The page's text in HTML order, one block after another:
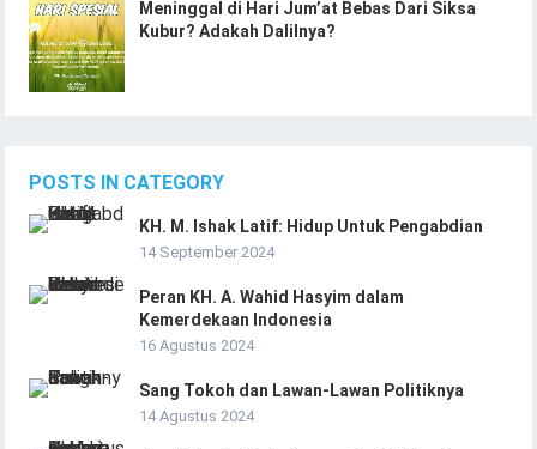
Meninggal di Hari Jum’at Bebas Dari Siksa
Kubur? Adakah Dalilnya?
POSTS IN CATEGORY
KH. M. Ishak Latif: Hidup Untuk Pengabdian
14 September 2024
Peran KH. A. Wahid Hasyim dalam
Kemerdekaan Indonesia
16 Agustus 2024
Sang Tokoh dan Lawan-Lawan Politiknya
14 Agustus 2024